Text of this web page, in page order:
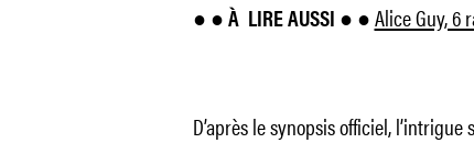
● ● À LIRE AUSSI ● ● Alice Guy, 6
D’après le synopsis officiel,